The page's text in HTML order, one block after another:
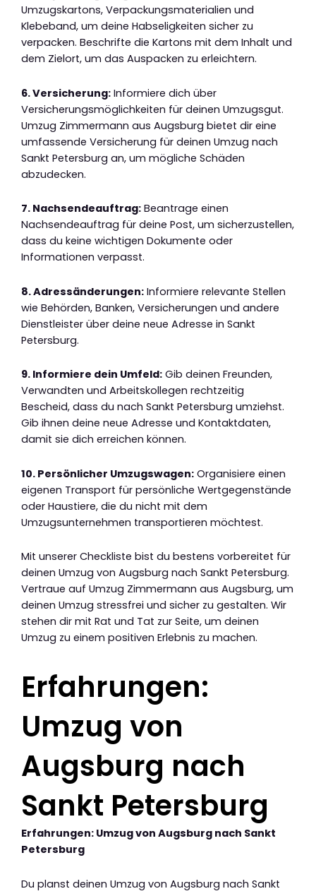
Umzugskartons, Verpackungsmaterialien und
Klebeband, um deine Habseligkeiten sicher zu
verpacken. Beschrifte die Kartons mit dem Inhalt und
dem Zielort, um das Auspacken zu erleichtern.
6. Versicherung: Informiere dich über
Versicherungsmöglichkeiten für deinen Umzugsgut.
Umzug Zimmermann aus Augsburg bietet dir eine
umfassende Versicherung für deinen Umzug nach
Sankt Petersburg an, um mögliche Schäden
abzudecken.
7. Nachsendeauftrag: Beantrage einen
Nachsendeauftrag für deine Post, um sicherzustellen,
dass du keine wichtigen Dokumente oder
Informationen verpasst.
8. Adressänderungen: Informiere relevante Stellen
wie Behörden, Banken, Versicherungen und andere
Dienstleister über deine neue Adresse in Sankt
Petersburg.
9. Informiere dein Umfeld: Gib deinen Freunden,
Verwandten und Arbeitskollegen rechtzeitig
Bescheid, dass du nach Sankt Petersburg umziehst.
Gib ihnen deine neue Adresse und Kontaktdaten,
damit sie dich erreichen können.
10. Persönlicher Umzugswagen: Organisiere einen
eigenen Transport für persönliche Wertgegenstände
oder Haustiere, die du nicht mit dem
Umzugsunternehmen transportieren möchtest.
Mit unserer Checkliste bist du bestens vorbereitet für
deinen Umzug von Augsburg nach Sankt Petersburg.
Vertraue auf Umzug Zimmermann aus Augsburg, um
deinen Umzug stressfrei und sicher zu gestalten. Wir
stehen dir mit Rat und Tat zur Seite, um deinen
Umzug zu einem positiven Erlebnis zu machen.
Erfahrungen:
Umzug von
Augsburg nach
Sankt Petersburg
Erfahrungen: Umzug von Augsburg nach Sankt
Petersburg
Du planst deinen Umzug von Augsburg nach Sankt